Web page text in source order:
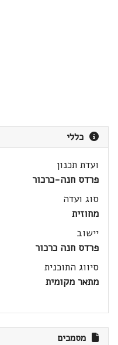
כללי
ועדת תכנון
פרדס חנה-כרכור
סוג ועדה
מחוזית
יישוב
פרדס חנה כרכור
סיווג התוכנית
מתאר מקומית
מסמכים